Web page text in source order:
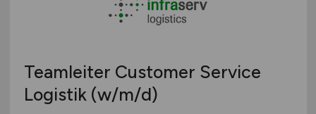
Teamleiter Customer Service
Logistik (w/m/d)